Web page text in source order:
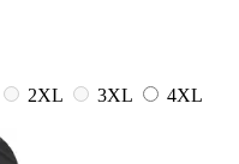
2XL 3XL
4XL